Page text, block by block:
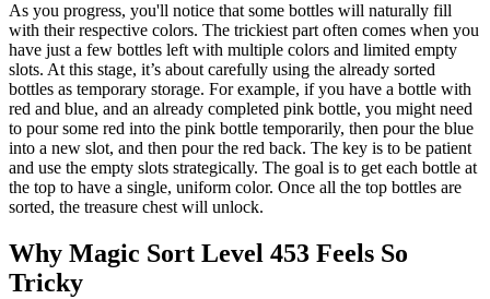
As you progress, you'll notice that some bottles will naturally fill
with their respective colors. The trickiest part often comes when you
have just a few bottles left with multiple colors and limited empty
slots. At this stage, it’s about carefully using the already sorted
bottles as temporary storage. For example, if you have a bottle with
red and blue, and an already completed pink bottle, you might need
to pour some red into the pink bottle temporarily, then pour the blue
into a new slot, and then pour the red back. The key is to be patient
and use the empty slots strategically. The goal is to get each bottle at
the top to have a single, uniform color. Once all the top bottles are
sorted, the treasure chest will unlock.
Why Magic Sort Level 453 Feels So
Tricky